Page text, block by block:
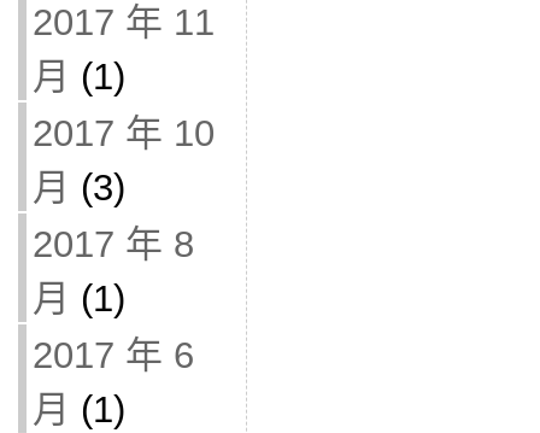
2017 年 11
月 (1)
2017 年 10
月 (3)
2017 年 8
月 (1)
2017 年 6
月 (1)